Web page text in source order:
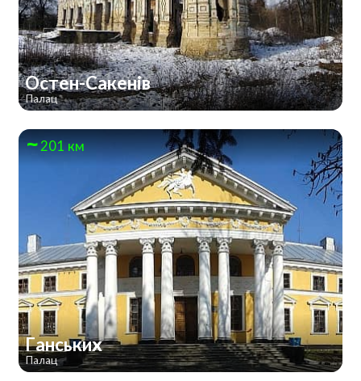
Остен-Сакенів
Палац
201 км
Ганських
Палац